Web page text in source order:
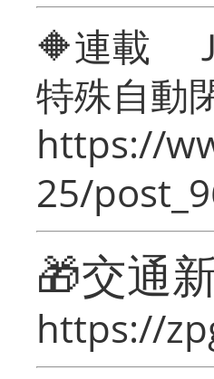
🔶連載
特殊自動
https://
25/
🎁交通
https://